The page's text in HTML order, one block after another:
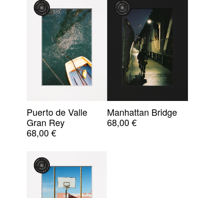
Puerto de Valle
Gran Rey
68,00€
Manhattan Bridge
68,00€